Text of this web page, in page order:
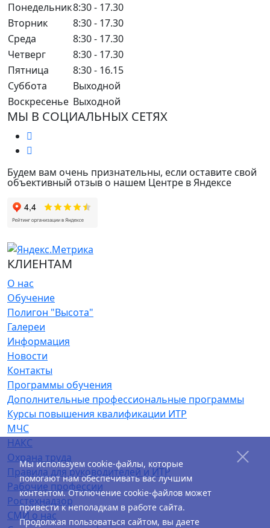
Понедельник8:30 - 17.30
Вторник
8:30 - 17.30
Среда
8:30 - 17.30
Четверг
8:30 - 17.30
Пятница
8:30 - 16.15
Суббота
Выходной
Воскресенье Выходной
МЫ В СОЦИАЛЬНЫХ СЕТЯХ
Будем вам очень признательны, если оставите свой
объективный отзыв о нашем Центре в Яндексе
КЛИЕНТАМ
О нас
Обучение
Полигон "Высота"
Галереи
Информация
Новости
Контакты
Программы обучения
Дополнительные профессиональные программы
Курсы повышения квалификации ИТР
МЧС
НАКС
Охрана труда
Правила для руководителей и ИТР
Рабочие профессии
Ростехнадзор
СМИ о нас
Мы используем cookie-файлы, которые
помогают нам обеспечивать вас лучшим
контентом. Отключение cookie-файлов может
привести к неполадкам в работе сайта.
Продолжая пользоваться сайтом, вы даете